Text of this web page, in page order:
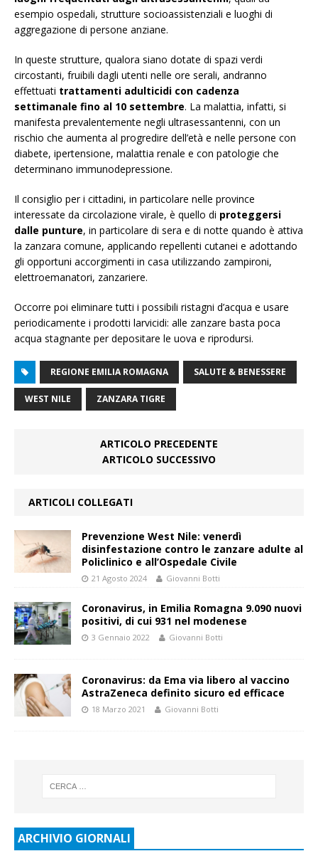
esempio ospedali, strutture socioassistenziali e luoghi di
aggregazione di persone anziane.
In queste strutture, qualora siano dotate di spazi verdi
circostanti, fruibili dagli utenti nelle ore serali, andranno
effettuati trattamenti adulticidi con cadenza
settimanale fino al 10 settembre. La malattia, infatti, si
manifesta prevalentemente negli ultrasessantenni, con un
rischio che aumenta al progredire dell’età e nelle persone con
diabete, ipertensione, malattia renale e con patologie che
determinano immunodepressione.
Il consiglio per i cittadini, in particolare nelle province
interessate da circolazione virale, è quello di proteggersi
dalle punture, in particolare di sera e di notte quando è attiva
la zanzara comune, applicando repellenti cutanei e adottando
gli opportuni accorgimenti in casa utilizzando zampironi,
elettroemanatori, zanzariere.
Occorre poi eliminare tutti i possibili ristagni d’acqua e usare
periodicamente i prodotti larvicidi: alle zanzare basta poca
acqua stagnante per depositare le uova e riprodursi.
REGIONE EMILIA ROMAGNA SALUTE & BENESSERE
WEST NILE ZANZARA TIGRE
ARTICOLO PRECEDENTE
ARTICOLO SUCCESSIVO
ARTICOLI COLLEGATI
Prevenzione West Nile: venerdì
disinfestazione contro le zanzare adulte al
Policlinico e all’Ospedale Civile
21 Agosto 2024 Giovanni Botti
Coronavirus, in Emilia Romagna 9.090 nuovi
positivi, di cui 931 nel modenese
3 Gennaio 2022 Giovanni Botti
Coronavirus: da Ema via libero al vaccino
AstraZeneca definito sicuro ed efficace
18 Marzo 2021 Giovanni Botti
ARCHIVIO GIORNALI